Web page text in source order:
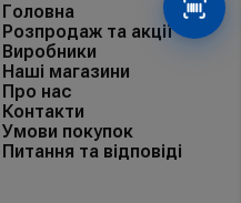
Головна
Розпродаж та акції
Виробники
Наші магазини
Про нас
Контакти
Умови покупок
Питання та відповіді